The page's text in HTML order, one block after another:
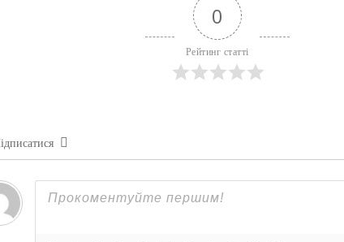
0
Рейтинг статті